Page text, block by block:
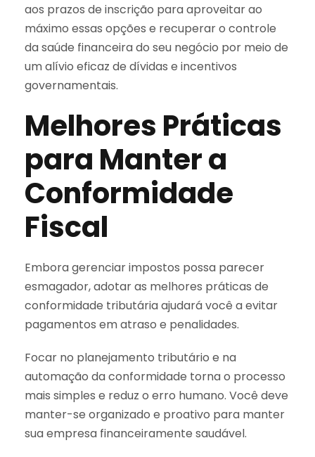
aos prazos de inscrição para aproveitar ao
máximo essas opções e recuperar o controle
da saúde financeira do seu negócio por meio de
um alívio eficaz de dívidas e incentivos
governamentais.
Melhores Práticas
para Manter a
Conformidade
Fiscal
Embora gerenciar impostos possa parecer
esmagador, adotar as melhores práticas de
conformidade tributária ajudará você a evitar
pagamentos em atraso e penalidades.
Focar no planejamento tributário e na
automação da conformidade torna o processo
mais simples e reduz o erro humano. Você deve
manter-se organizado e proativo para manter
sua empresa financeiramente saudável.